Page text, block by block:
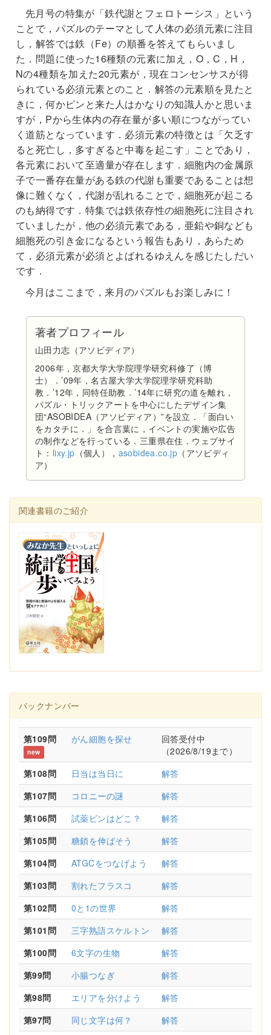
先月号の特集が「鉄代謝とフェロトーシス」という
ことで，パズルのテーマとして人体の必須元素に注目
し，解答では鉄（Fe）の順番を答えてもらいまし
た．問題に使った16種類の元素に加え，O，C，H，
Nの4種類を加えた20元素が，現在コンセンサスが得
られている必須元素とのこと．解答の元素順を見たと
きに，何かピンと来た人はかなりの知識人かと思いま
すが，Pから生体内の存在量が多い順につながってい
く道筋となっています．必須元素の特徴とは「欠乏す
ると死亡し，多すぎると中毒を起こす」ことであり，
各元素において至適量が存在します．細胞内の金属原
子で一番存在量がある鉄の代謝も重要であることは想
像に難くなく，代謝が乱れることで，細胞死が起こる
のも納得です．特集では鉄依存性の細胞死に注目され
ていましたが，他の必須元素である，亜鉛や銅なども
細胞死の引き金になるという報告もあり，あらため
て，必須元素が必須とよばれるゆえんを感じたしだい
です．
今月はここまで，来月のパズルもお楽しみに！
著者プロフィール
山田力志（アソビディア）
2006年，京都大学大学院理学研究科修了（博
士）．’09年，名古屋大学大学院理学研究科助
教．’12年，同特任助教．’14年に研究の道を離れ，
パズル・トリックアートを中心にしたデザイン集
団“ASOBIDEA（アソビディア）”を設立．「面白い
をカタチに．」を合言葉に，イベントの実施や広告
の制作などを行っている．三重県在住．ウェブサイ
ト： lixy.jp （個人）， asobidea.co.jp （アソビディ
ア）
関連書籍のご紹介
バックナンバー
第109問
new
がん細胞を探せ
回答受付中
（2026/8/19まで）
第108問
日当は当日に
解答
第107問
コロニーの謎
解答
第106問
試薬ビンはどこ？
解答
第105問
糖鎖を伸ばそう
解答
第104問
ATGCをつなげよう
解答
第103問
割れたフラスコ
解答
第102問
0と1の世界
解答
第101問
三字熟語スケルトン
解答
第100問
6文字の生物
解答
第99問
小腸つなぎ
解答
第98問
エリアを分けよう
解答
第97問
同じ文字は何？ 解答